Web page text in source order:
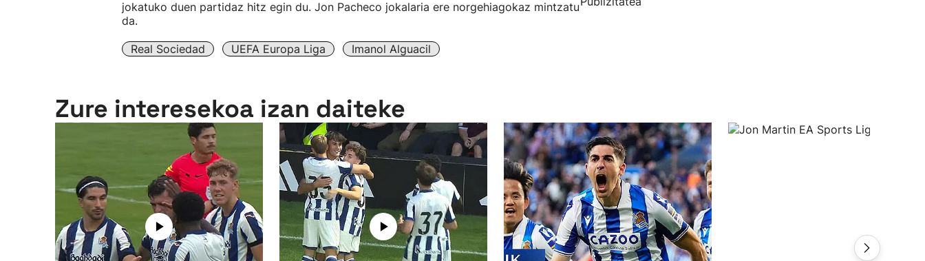
jokatuko duen partidaz hitz egin du. Jon Pacheco jokalaria ere norgehiagokaz mintzatu
da.
Real Sociedad UEFA Europa Liga Imanol Alguacil
Zure interesekoa izan daiteke